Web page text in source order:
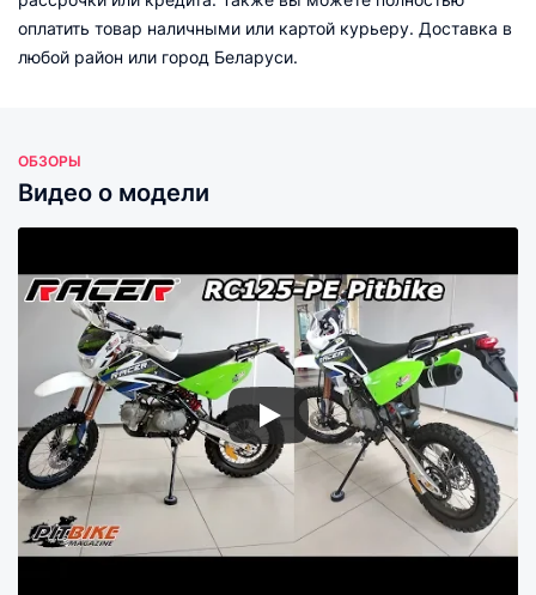
оплатить товар наличными или картой курьеру. Доставка в
любой район или город Беларуси.
ОБЗОРЫ
Видео о модели